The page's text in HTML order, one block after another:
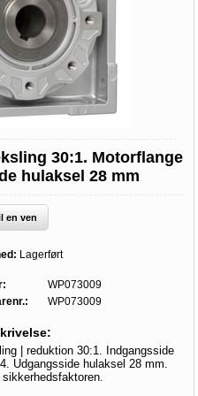
30:1. Motorflange
hulaksel 28 mm
en ven
Lagerført
WP073009
WP073009
| reduktion 30:1. Indgangsside
Udgangsside hulaksel 28 mm.